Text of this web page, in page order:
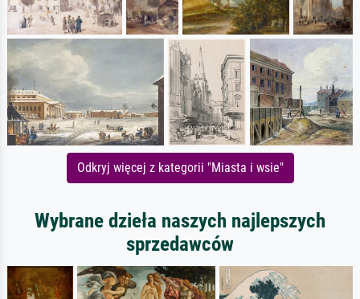
Odkryj więcej z kategorii "Miasta i wsie"
Wybrane dzieła naszych najlepszych
sprzedawców